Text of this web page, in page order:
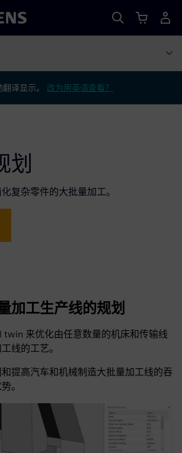
译显示。 改为用英语查看？
划
复杂零件的大批量加工。
加工生产线的规划
twin 来优化由任意数量的机床和传输线
线的工艺。
提高汽车和机械制造大批量加工线的吞
。